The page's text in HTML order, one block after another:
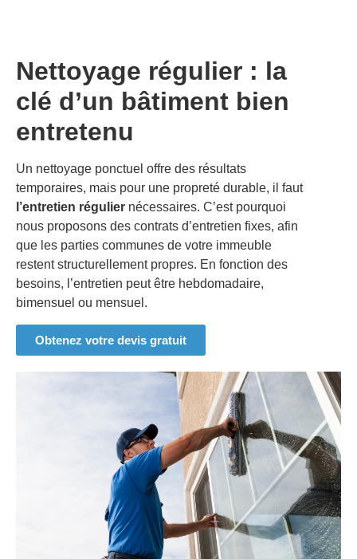
Nettoyage régulier : la
clé d’un bâtiment bien
entretenu
Un nettoyage ponctuel offre des résultats
temporaires, mais pour une propreté durable, il faut
l’entretien régulier nécessaires. C’est pourquoi
nous proposons des contrats d’entretien fixes, afin
que les parties communes de votre immeuble
restent structurellement propres. En fonction des
besoins, l’entretien peut être hebdomadaire,
bimensuel ou mensuel.
Obtenez votre devis gratuit